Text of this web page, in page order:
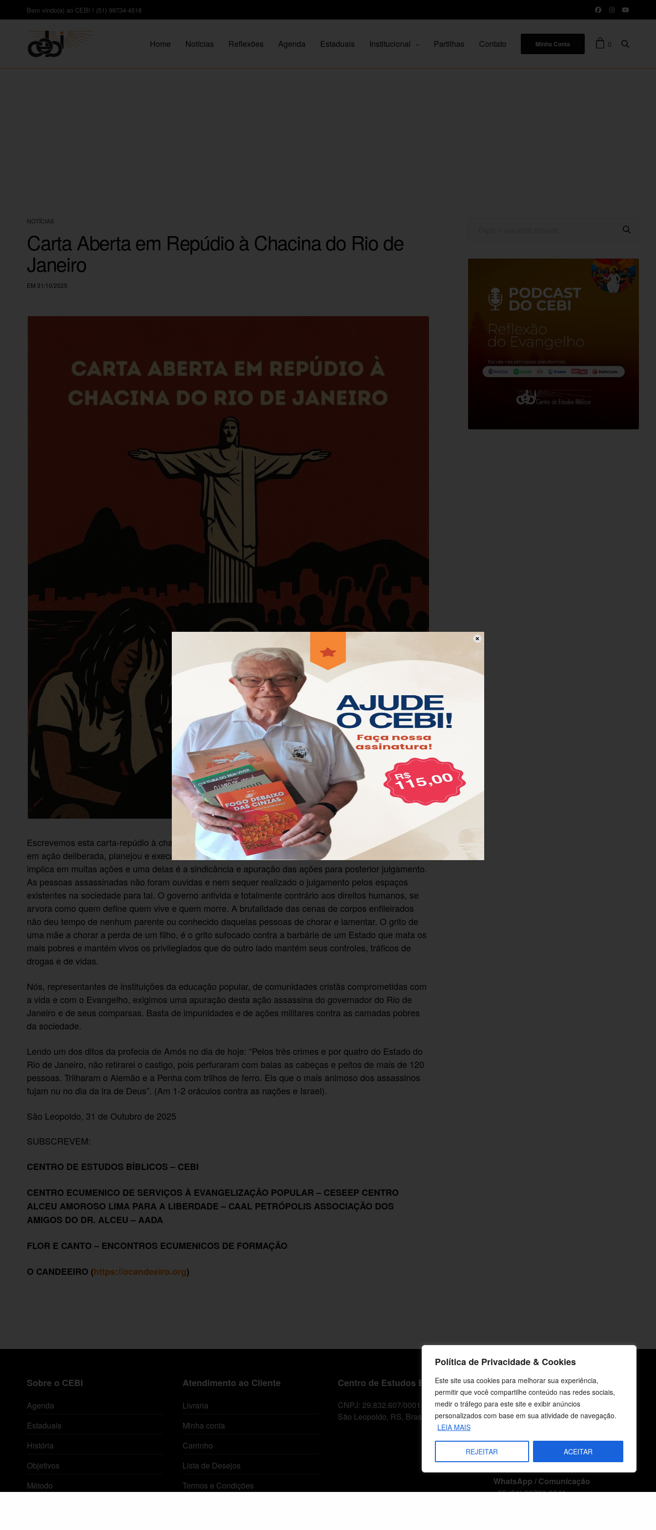
Política de Privacidade & Cookies
Este site usa cookies para melhorar sua experiência,
permitir que você compartilhe conteúdo nas redes sociais,
medir o tráfego para este site e exibir anúncios
personalizados com base em sua atividade de navegação.
LEIA MAIS
REJEITAR ACEITAR
Bem vindo(a) ao CEBI ! (51) 99734-4518
Home Notícias Reflexões Agenda Estaduais Institucional Partilhas Contato Minha Conta 0
NOTÍCIAS
Carta Aberta em Repúdio à Chacina do Rio de
Janeiro
EM 31/10/2025
Escrevemos esta carta-repúdio à chacina produzida pelo governo do Estado do Rio de Janeiro, que
em ação deliberada, planejou e executou vidas do Morro do Alemão e da Penha. Combater o crime
implica em muitas ações e uma delas é a sindicância e apuração das ações para posterior julgamento.
As pessoas assassinadas não foram ouvidas e nem sequer realizado o julgamento pelos espaços
existentes na sociedade para tal. O governo antivida e totalmente contrário aos direitos humanos, se
arvora como quem define quem vive e quem morre. A brutalidade das cenas de corpos enfileirados
não deu tempo de nenhum parente ou conhecido daquelas pessoas de chorar e lamentar. O grito de
uma mãe a chorar a perda de um filho, é o grito sufocado contra a barbárie de um Estado que mata os
mais pobres e mantém vivos os privilegiados que do outro lado mantém seus controles, tráficos de
drogas e de vidas.
Nós, representantes de instituições da educação popular, de comunidades cristãs comprometidas com
a vida e com o Evangelho, exigimos uma apuração desta ação assassina do governador do Rio de
Janeiro e de seus comparsas. Basta de impunidades e de ações militares contra as camadas pobres
da sociedade.
Lendo um dos ditos da profecia de Amós no dia de hoje: “Pelos três crimes e por quatro do Estado do
Rio de Janeiro, não retirarei o castigo, pois perfuraram com balas as cabeças e peitos de mais de 120
pessoas. Trilharam o Alemão e a Penha com trilhos de ferro. Eis que o mais animoso dos assassinos
fujam nu no dia da ira de Deus”. (Am 1-2 oráculos contra as nações e Israel).
São Leopoldo, 31 de Outubro de 2025
SUBSCREVEM:
CENTRO DE ESTUDOS BÍBLICOS – CEBI
CENTRO ECUMENICO DE SERVIÇOS À EVANGELIZAÇÃO POPULAR – CESEEP CENTRO
ALCEU AMOROSO LIMA PARA A LIBERDADE – CAAL PETRÓPOLIS ASSOCIAÇÃO DOS
AMIGOS DO DR. ALCEU – AADA
FLOR E CANTO – ENCONTROS ECUMENICOS DE FORMAÇÃO
O CANDEEIRO (https://ocandeeiro.org)
Sobre o CEBI
Agenda
Estaduais
História
Objetivos
Método
Atendimento ao Cliente
Livraria
Minha conta
Carrinho
Lista de Desejos
Termos e Condições
Centro de Estudos Bíblicos
CNPJ: 29.832.607/0001-10
São Leopoldo, RS, Brasil
Fale Conosco
E-mails
vendas@cebi.org.br
WhatsApp / Vendas
+55 (51) 99734-4518
WhatsApp / Comunicação
+55 (51) 99799-3041